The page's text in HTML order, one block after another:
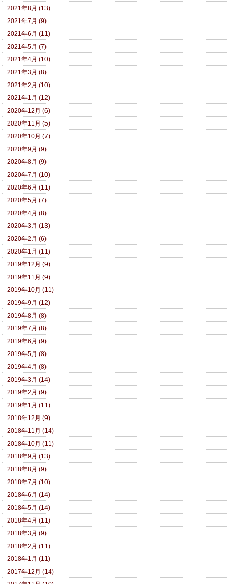
2021年8月 (13)
2021年7月 (9)
2021年6月 (11)
2021年5月 (7)
2021年4月 (10)
2021年3月 (8)
2021年2月 (10)
2021年1月 (12)
2020年12月 (6)
2020年11月 (5)
2020年10月 (7)
2020年9月 (9)
2020年8月 (9)
2020年7月 (10)
2020年6月 (11)
2020年5月 (7)
2020年4月 (8)
2020年3月 (13)
2020年2月 (6)
2020年1月 (11)
2019年12月 (9)
2019年11月 (9)
2019年10月 (11)
2019年9月 (12)
2019年8月 (8)
2019年7月 (8)
2019年6月 (9)
2019年5月 (8)
2019年4月 (8)
2019年3月 (14)
2019年2月 (9)
2019年1月 (11)
2018年12月 (9)
2018年11月 (14)
2018年10月 (11)
2018年9月 (13)
2018年8月 (9)
2018年7月 (10)
2018年6月 (14)
2018年5月 (14)
2018年4月 (11)
2018年3月 (9)
2018年2月 (11)
2018年1月 (11)
2017年12月 (14)